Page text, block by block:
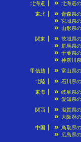
北海道
北海道
東北
青森県
宮城県
山形県
関東
茨城県
群馬県
千葉県
神奈川
甲信越
富山県
北陸
石川県
東海
岐阜県
愛知県
関西
滋賀県
大阪府
中国
鳥取県
広島県